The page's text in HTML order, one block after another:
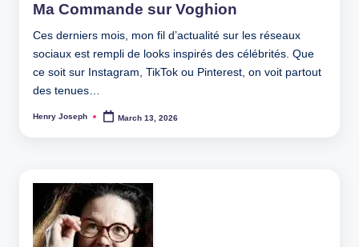
Ma Commande sur Voghion
Ces derniers mois, mon fil d’actualité sur les réseaux
sociaux est rempli de looks inspirés des célébrités. Que
ce soit sur Instagram, TikTok ou Pinterest, on voit partout
des tenues…
Posted
Henry Joseph March 13, 2026